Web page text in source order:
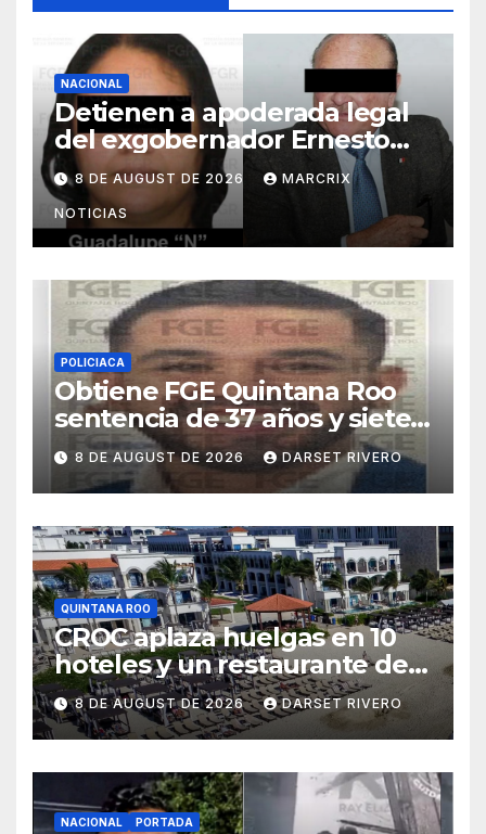
NACIONAL
Detienen a apoderada legal
del exgobernador Ernesto
Ruffo por presunto huachicol
8 DE AUGUST DE 2026 MARCRIX
NOTICIAS
POLICIACA
Obtiene FGE Quintana Roo
sentencia de 37 años y siete
meses para un hombre por
violación en Cancún
8 DE AUGUST DE 2026 DARSET RIVERO
QUINTANA ROO
CROC aplaza huelgas en 10
hoteles y un restaurante de
Quintana Roo
8 DE AUGUST DE 2026 DARSET RIVERO
NACIONAL PORTADA